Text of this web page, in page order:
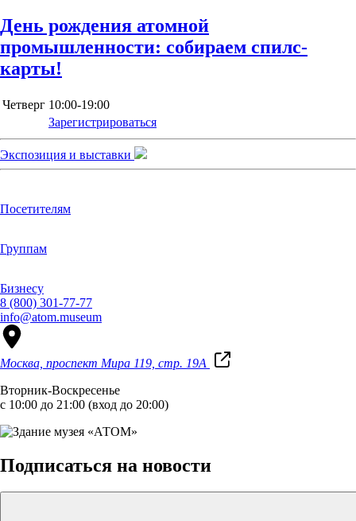
День рождения атомной
промышленности: собираем спилс-
карты!
Четверг 10:00-19:00
Зарегистрироваться
Экспозиция и выставки
Посетителям
Группам
Бизнесу
8 (800) 301-77-77
info@atom.museum
Москва, проспект Мира 119, стр. 19А
Вторник-Воскресенье
с 10:00 до 21:00 (вход до 20:00)
Подписаться на новости